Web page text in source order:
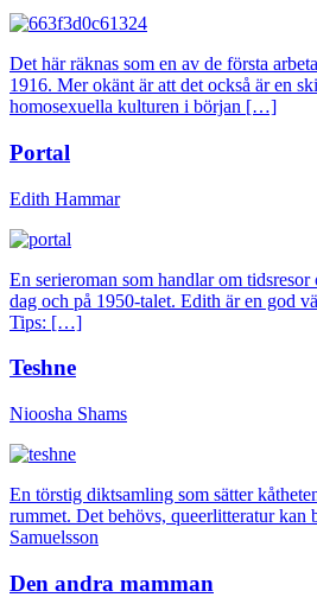
Det här räknas som en av de första
1916. Mer okänt är att det också är en
homosexuella kulturen i början […]
Portal
Edith Hammar
En serieroman som handlar om
dag och på 1950-talet. Edith är en god
Tips: […]
Teshne
Nioosha Shams
En törstig diktsamling som sätter
rummet. Det behövs, queerlitteratur kan
Samuelsson
Den andra mamman